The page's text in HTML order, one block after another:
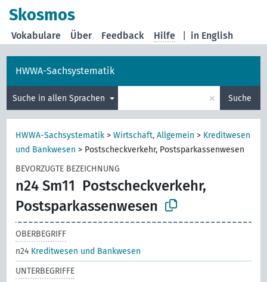
Skosmos
in English
Vokabulare Über Feedback Hilfe
HWWA-Sachsystematik
Suche in allen Sprachen × Suche
HWWA-Sachsystematik >Wirtschaft, Allgemein > Kreditwesen
und Bankwesen > Postscheckverkehr, Postsparkassenwesen
BEVORZUGTE BEZEICHNUNG
n24 Sm11 Postscheckverkehr,
Postsparkassenwesen
OBERBEGRIFF
n24 Kreditwesen und Bankwesen
UNTERBEGRIFFE